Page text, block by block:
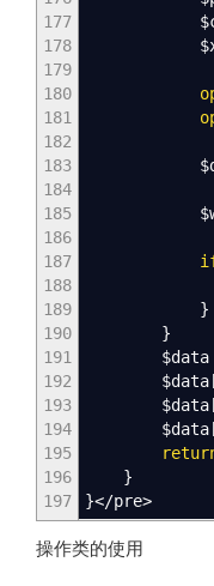
177
178
179
180
181
182
183
184
185
186
187
188
189
190
191
192
193
194
195
196
197
}
}
$data
$data
$data
$data
}
}</pre>
操作类的使用